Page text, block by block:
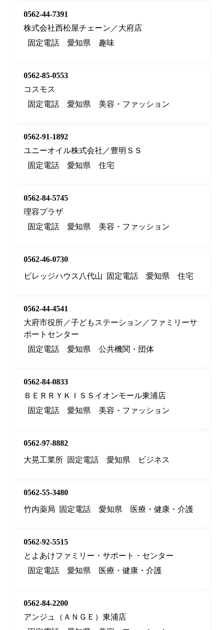
0562-44-7391
株式会社西松屋チェーン／大府店
固定電話
愛知県 趣味
0562-85-0553
コスモス
固定電話
愛知県 美容・ファッション
0562-91-1892
ユニーオイル株式会社／豊明ＳＳ
固定電話
愛知県 住宅
0562-84-5745
理容プラザ
固定電話
愛知県 美容・ファッション
0562-46-0730
ビレッジハウス八代山
固定電話 愛知県 住宅
0562-44-4541
大府市役所／子どもステーション／ファミリーサ
ポートセンター
固定電話
愛知県 公共機関・団体
0562-84-0833
ＢＥＲＲＹＫＩＳＳイオンモール東浦店
固定電話
愛知県 美容・ファッション
0562-97-8882
大晃工業所 固定電話 愛知県 ビジネス
0562-55-3480
竹内薬局
固定電話 愛知県 医療・健康・介護
0562-92-5515
とよあけファミリー・サポート・センター
固定電話
愛知県 医療・健康・介護
0562-84-2200
アンジュ（ＡＮＧＥ）東浦店